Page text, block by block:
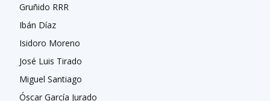
Gruñido RRR
Ibán Díaz
Isidoro Moreno
José Luis Tirado
Miguel Santiago
Óscar García Jurado